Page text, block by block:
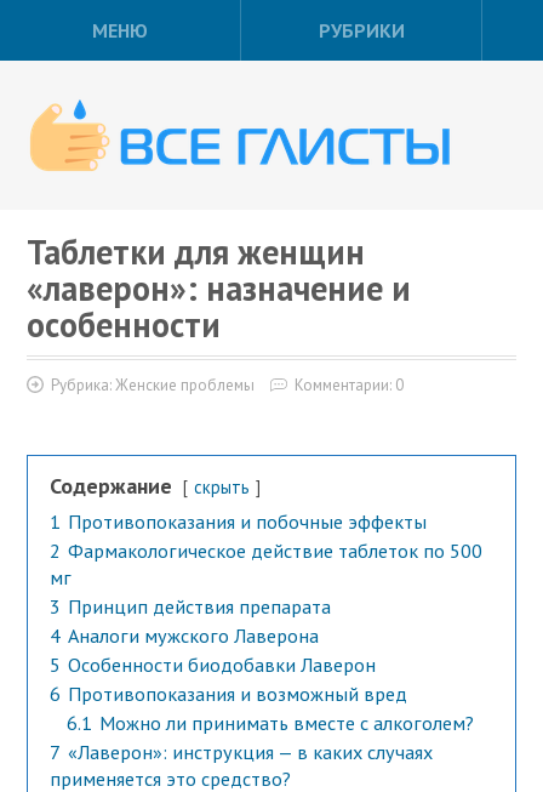
МЕНЮ РУБРИКИ
Таблетки для женщин
«лаверон»: назначение и
особенности
Рубрика:Женские проблемы Комментарии: 0
Содержание скрыть
1 Противопоказания и побочные эффекты
2 Фармакологическое действие таблеток по 500
мг
3 Принцип действия препарата
4 Аналоги мужского Лаверона
5 Особенности биодобавки Лаверон
6 Противопоказания и возможный вред
6.1 Можно ли принимать вместе с алкоголем?
7 «Лаверон»: инструкция — в каких случаях
применяется это средство?